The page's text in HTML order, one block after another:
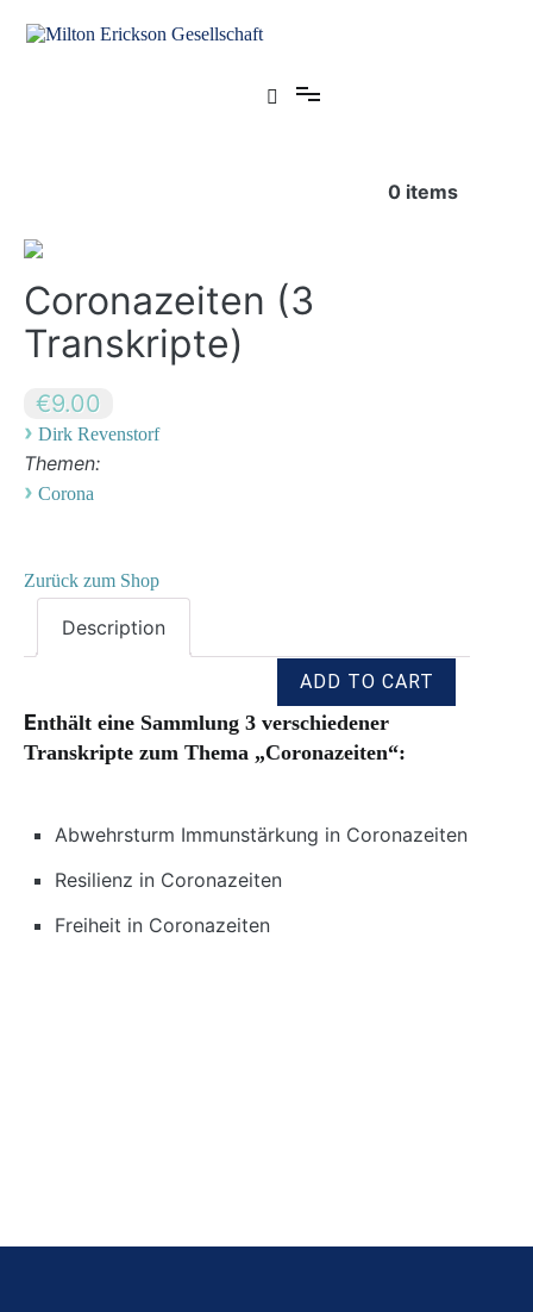
Inhalt
0 items
Coronazeiten (3
Transkripte)
€9.00
› Dirk Revenstorf
Themen:
› Corona
Zurück zum Shop
Description
Enthält eine Sammlung 3 verschiedener
Transkripte zum Thema „Coronazeiten“:
Abwehrsturm Immunstärkung in Coronazeiten
Resilienz in Coronazeiten
Freiheit in Coronazeiten